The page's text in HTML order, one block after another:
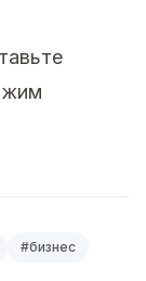
#бизнес